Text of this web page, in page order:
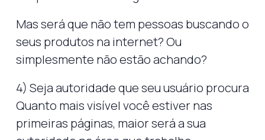
Mas será que não tem pessoas buscando o
seus produtos na internet? Ou
simplesmente não estão achando?
4) Seja autoridade que seu usuário procura
Quanto mais visível você estiver nas
primeiras páginas, maior será a sua